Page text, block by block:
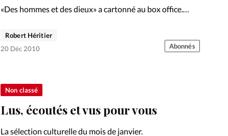
«Des hommes et des dieux» a cartonné au box office.
au-delà de l’audience catholique. Analyse.
Robert Héritier
20 Déc 2010
Abonnés
Non classé
Lus, écoutés et vus pour vous
La sélection culturelle du mois de janvier.